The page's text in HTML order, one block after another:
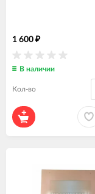
1 600 ₽
В наличии
Кол-во